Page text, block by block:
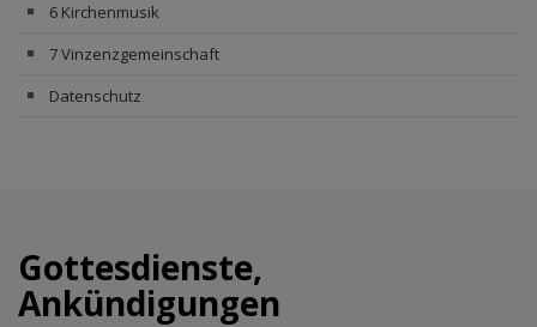
6 Kirchenmusik
7 Vinzenzgemeinschaft
Datenschutz
Gottesdienste,
Ankündigungen